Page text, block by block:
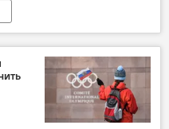
Экономика